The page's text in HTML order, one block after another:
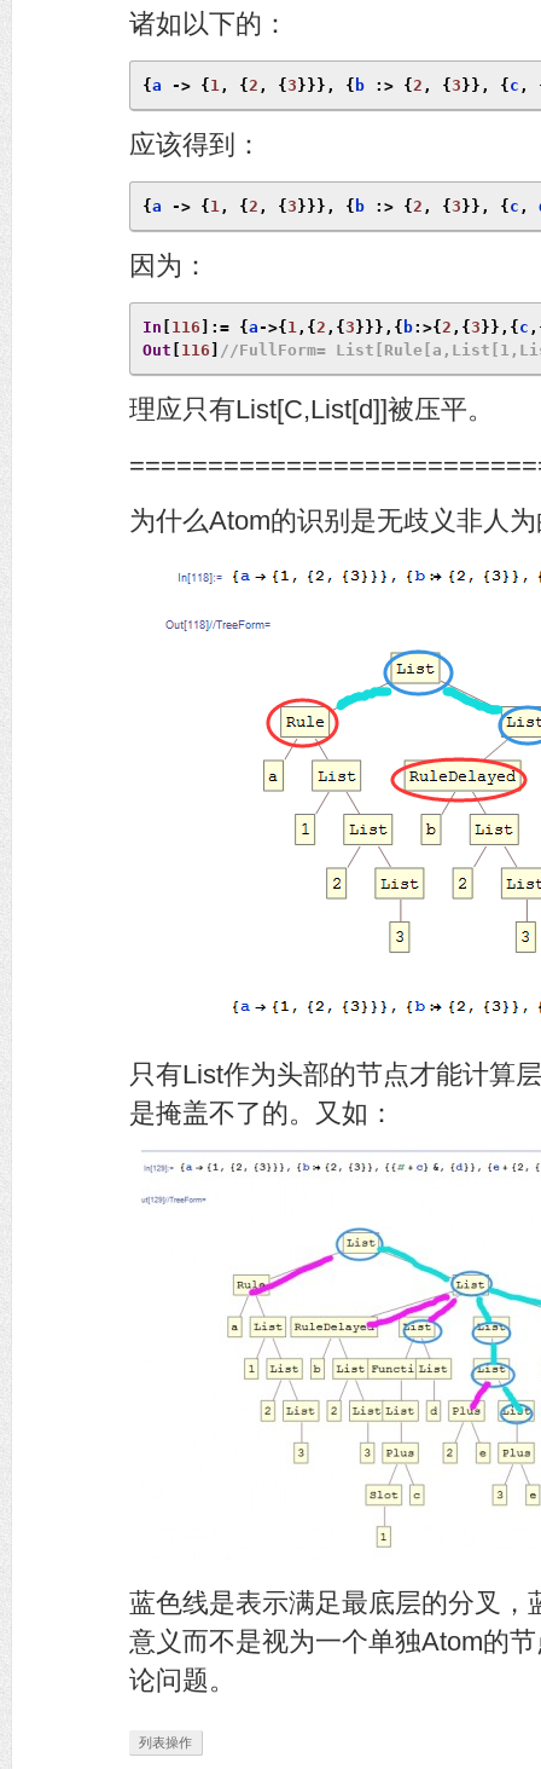
诸如以下的：
{ a -> { 1 , { 2 , { 3 }}}, { b :> { 2 , { 3 }}, { c ,
应该得到：
{ a -> { 1 , { 2 , { 3 }}}, { b :> { 2 , { 3 }}, { c ,
因为：
In 116 ]:= { a ->{ 1 ,{ 2 ,{ 3 }}},{ b:>{ 2 ,{ 3 }},{ c
Out
116 //FullForm=
理应只有List[C,List[d]]被压平。
为什么Atom的识别是无歧义非人
只有List作为头部的节点才能计算
是掩盖不了的。又如：
蓝色线是表示满足最底层的分叉，
意义而不是视为一个单独Atom的
论问题。
列表操作